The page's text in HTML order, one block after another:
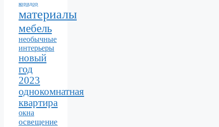
коридор
материалы
мебель
необычные
интерьеры
новый
год
2023
однокомнатная
квартира
окна
освещение